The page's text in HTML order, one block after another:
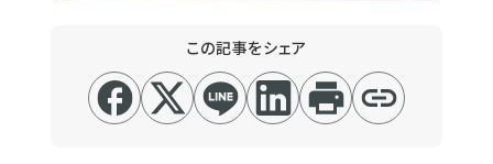
この記事をシェア